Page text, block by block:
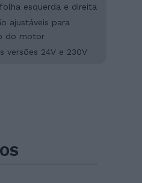
esquerda e direita
ajustáveis para
do motor
versões 24V e 230V